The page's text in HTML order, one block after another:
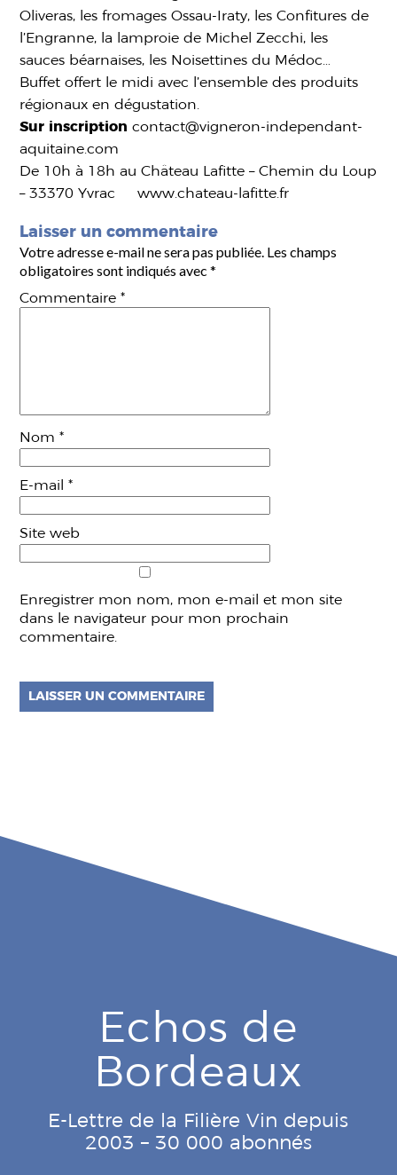
Oliveras, les fromages Ossau-Iraty, les Confitures de
l’Engranne, la lamproie de Michel Zecchi, les
sauces béarnaises, les Noisettines du Médoc…
Buffet offert le midi avec l’ensemble des produits
régionaux en dégustation.
Sur inscription contact@vigneron-independant-
aquitaine.com
De 10h à 18h au Château Lafitte – Chemin du Loup
– 33370 Yvrac www.chateau-lafitte.fr
Laisser un commentaire
Votre adresse e-mail ne sera pas publiée. Les champs
obligatoires sont indiqués avec*
Commentaire*
Nom*
E-mail*
Site web
Enregistrer mon nom, mon e-mail et mon site
dans le navigateur pour mon prochain
commentaire.
Echos de
Bordeaux
E-Lettre de la Filière Vin depuis
2003 – 30 000 abonnés